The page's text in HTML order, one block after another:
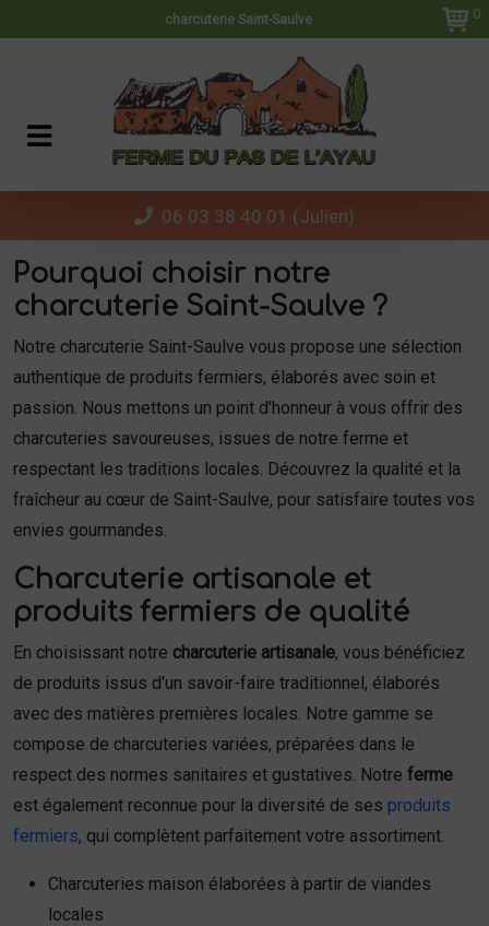
charcuterie Saint-Saulve 0
06 03 38 40 01 (Julien)
Pourquoi choisir notre
charcuterie Saint-Saulve ?
Notre charcuterie Saint-Saulve vous propose une sélection
authentique de produits fermiers, élaborés avec soin et
passion. Nous mettons un point d'honneur à vous offrir des
charcuteries savoureuses, issues de notre ferme et
respectant les traditions locales. Découvrez la qualité et la
fraîcheur au cœur de Saint-Saulve, pour satisfaire toutes vos
envies gourmandes.
Charcuterie artisanale et
produits fermiers de qualité
En choisissant notre charcuterie artisanale, vous bénéficiez
de produits issus d'un savoir-faire traditionnel, élaborés
avec des matières premières locales. Notre gamme se
compose de charcuteries variées, préparées dans le
respect des normes sanitaires et gustatives. Notre ferme
est également reconnue pour la diversité de ses produits
fermiers, qui complètent parfaitement votre assortiment.
Charcuteries maison élaborées à partir de viandes
locales
Panneau de gestion des cookies